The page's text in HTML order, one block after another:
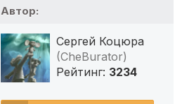
Автор:
Сергей Коцюра
(CheBurator)
Рейтинг: 3234